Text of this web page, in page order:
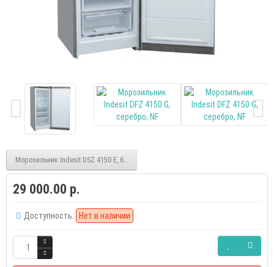
Морозильник Indesit DSZ 4150 E, бежевый
29 000.00 р.
Доступность: Нет в наличии